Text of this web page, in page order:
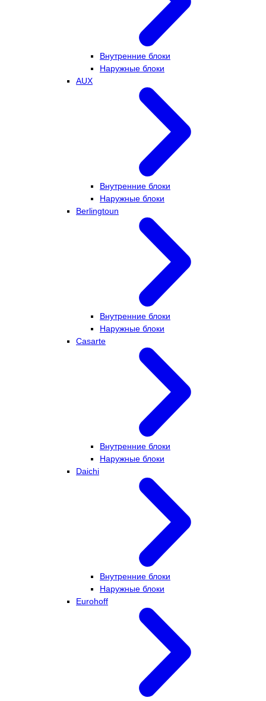
Внутренние блоки
Наружные блоки
AUX
Внутренние блоки
Наружные блоки
Berlingtoun
Внутренние блоки
Наружные блоки
Casarte
Внутренние блоки
Наружные блоки
Daichi
Внутренние блоки
Наружные блоки
Eurohoff